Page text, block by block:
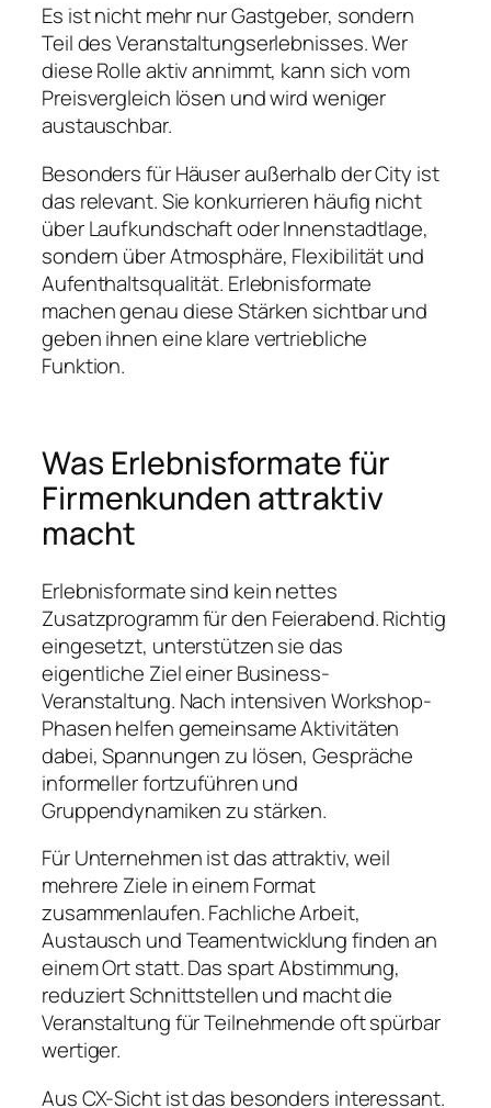
Es ist nicht mehr nur Gastgeber, sondern
Teil des Veranstaltungserlebnisses. Wer
diese Rolle aktiv annimmt, kann sich vom
Preisvergleich lösen und wird weniger
austauschbar.
Besonders für Häuser außerhalb der City ist
das relevant. Sie konkurrieren häufig nicht
über Laufkundschaft oder Innenstadtlage,
sondern über Atmosphäre, Flexibilität und
Aufenthaltsqualität. Erlebnisformate
machen genau diese Stärken sichtbar und
geben ihnen eine klare vertriebliche
Funktion.
Was Erlebnisformate für
Firmenkunden attraktiv
macht
Erlebnisformate sind kein nettes
Zusatzprogramm für den Feierabend. Richtig
eingesetzt, unterstützen sie das
eigentliche Ziel einer Business-
Veranstaltung. Nach intensiven Workshop-
Phasen helfen gemeinsame Aktivitäten
dabei, Spannungen zu lösen, Gespräche
informeller fortzuführen und
Gruppendynamiken zu stärken.
Für Unternehmen ist das attraktiv, weil
mehrere Ziele in einem Format
zusammenlaufen. Fachliche Arbeit,
Austausch und Teamentwicklung finden an
einem Ort statt. Das spart Abstimmung,
reduziert Schnittstellen und macht die
Veranstaltung für Teilnehmende oft spürbar
wertiger.
Aus CX-Sicht ist das besonders interessant.